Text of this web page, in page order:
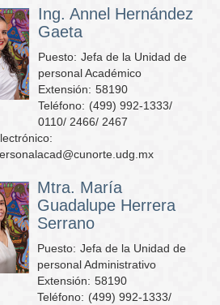
Ing. Annel Hernández
Gaeta
Puesto: Jefa de la Unidad de
personal Académico
Extensión: 58190
Teléfono: (499) 992-1333/
0110/ 2466/ 2467
Mtra. María
Guadalupe Herrera
Serrano
Puesto: Jefa de la Unidad de
personal Administrativo
Extensión: 58190
Teléfono: (499) 992-1333/